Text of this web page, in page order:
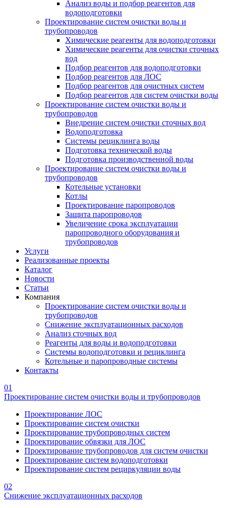
Анализ воды и подбор реагентов для
водоподготовки
Проектирование систем очистки воды и
трубопроводов
Химические реагенты для водоподготовки
Химические реагенты для очистки сточных
вод
Подбор реагентов для водоподготовки
Подбор реагентов для ЛОС
Подбор реагентов для очистных систем
Подбор реагентов для систем очистки воды
Проектирование систем очистки воды и
трубопроводов
Внедрение систем очистки сточных вод
Водоподготовка
Системы рециклинга воды
Подготовка технической воды
Подготовка производственной воды
Проектирование систем очистки воды и
трубопроводов
Котельные установки
Котлы
Проектирование паропроводов
Защита паропроводов
Увеличение срока эксплуатации
паропроводного оборудования и
трубопроводов
Услуги
Реализованные проекты
Каталог
Новости
Статьи
Компания
Проектирование систем очистки воды и
трубопроводов
Снижение эксплуатационных расходов
Анализ сточных вод
Реагенты для воды и водоподготовки
Системы водоподготовки и рециклинга
Котельные и паропроводные системы
Контакты
01
Проектирование систем очистки воды и трубопроводов
Проектирование ЛОС
Проектирование систем очистки
Проектирование трубопроводных систем
Проектирование обвязки для ЛОС
Проектирование трубопроводов для систем очистки
Проектирование систем водоподготовки
Проектирование систем рециркуляции воды
02
Снижение эксплуатационных расходов